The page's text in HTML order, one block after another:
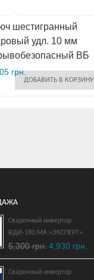
шестигранный
удл. 10 мм
ВБ
грн.
ДОБАВИТЬ В КОРЗИНУ
рожковый
22 мм
ВБ
Сварочный инвертор
ВДИ-180.МА «ЭКСПЕРТ»
5,300 грн.4,930 грн.
Сварочный инвертор